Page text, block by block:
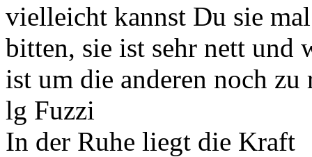
vielleicht kannst Du sie
bitten, sie ist sehr nett und
ist um die anderen noch
lg Fuzzi
In der Ruhe liegt die Kraft